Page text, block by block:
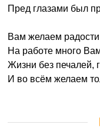
Пред глазами был
Вам желаем радости
На работе много
Жизни без печалей,
И во всём желаем